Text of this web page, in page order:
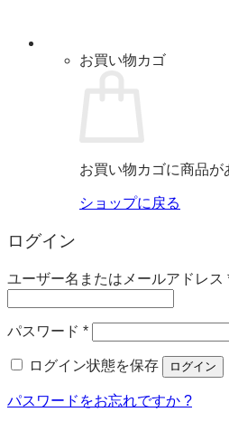
お買い物カゴ
お買い物カゴに商品が
ショップに戻る
ログイン
ユーザー名またはメールアドレス
パスワード *必
ログイン状態を保存
ログイン
パスワードをお忘れですか ?